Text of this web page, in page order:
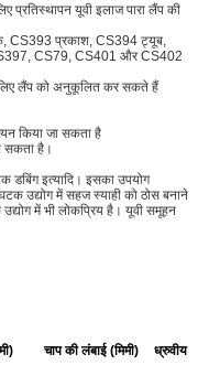
प्रतिस्थापन यूवी इलाज पारा लैंप की
CS393 प्रकाश, CS394 ट्यूब,
CS79, CS401 और CS402
लैंप को अनुकूलित कर सकते हैं
किया जा सकता है
सकता है।
डबिंग इत्यादि। इसका उपयोग
उद्योग में सहज स्याही को ठोस बनाने
में भी लोकप्रिय है। यूवी समूहन
चाप की लंबाई (मिमी) ध्रुवीय